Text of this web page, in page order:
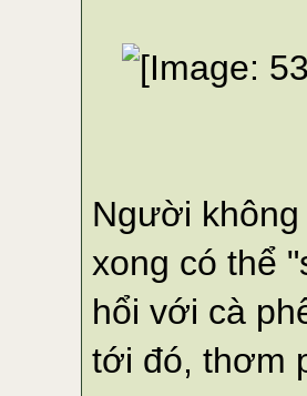
Người
xong có thể
hổi với cà
tới đó, thơm